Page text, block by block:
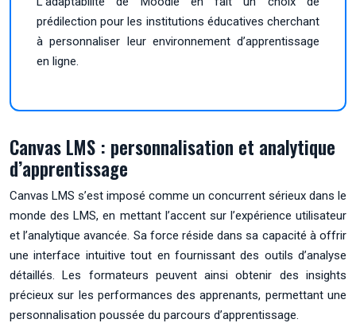
prédilection pour les institutions éducatives cherchant
à personnaliser leur environnement d’apprentissage
en ligne.
Canvas LMS : personnalisation et analytique
d’apprentissage
Canvas LMS s’est imposé comme un concurrent sérieux dans le
monde des LMS, en mettant l’accent sur l’expérience utilisateur
et l’analytique avancée. Sa force réside dans sa capacité à offrir
une interface intuitive tout en fournissant des outils d’analyse
détaillés. Les formateurs peuvent ainsi obtenir des insights
précieux sur les performances des apprenants, permettant une
personnalisation poussée du parcours d’apprentissage.